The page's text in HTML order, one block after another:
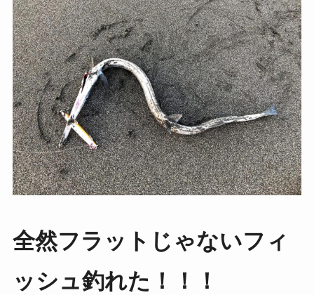
全然フラットじゃないフィ
ッシュ釣れた！！！